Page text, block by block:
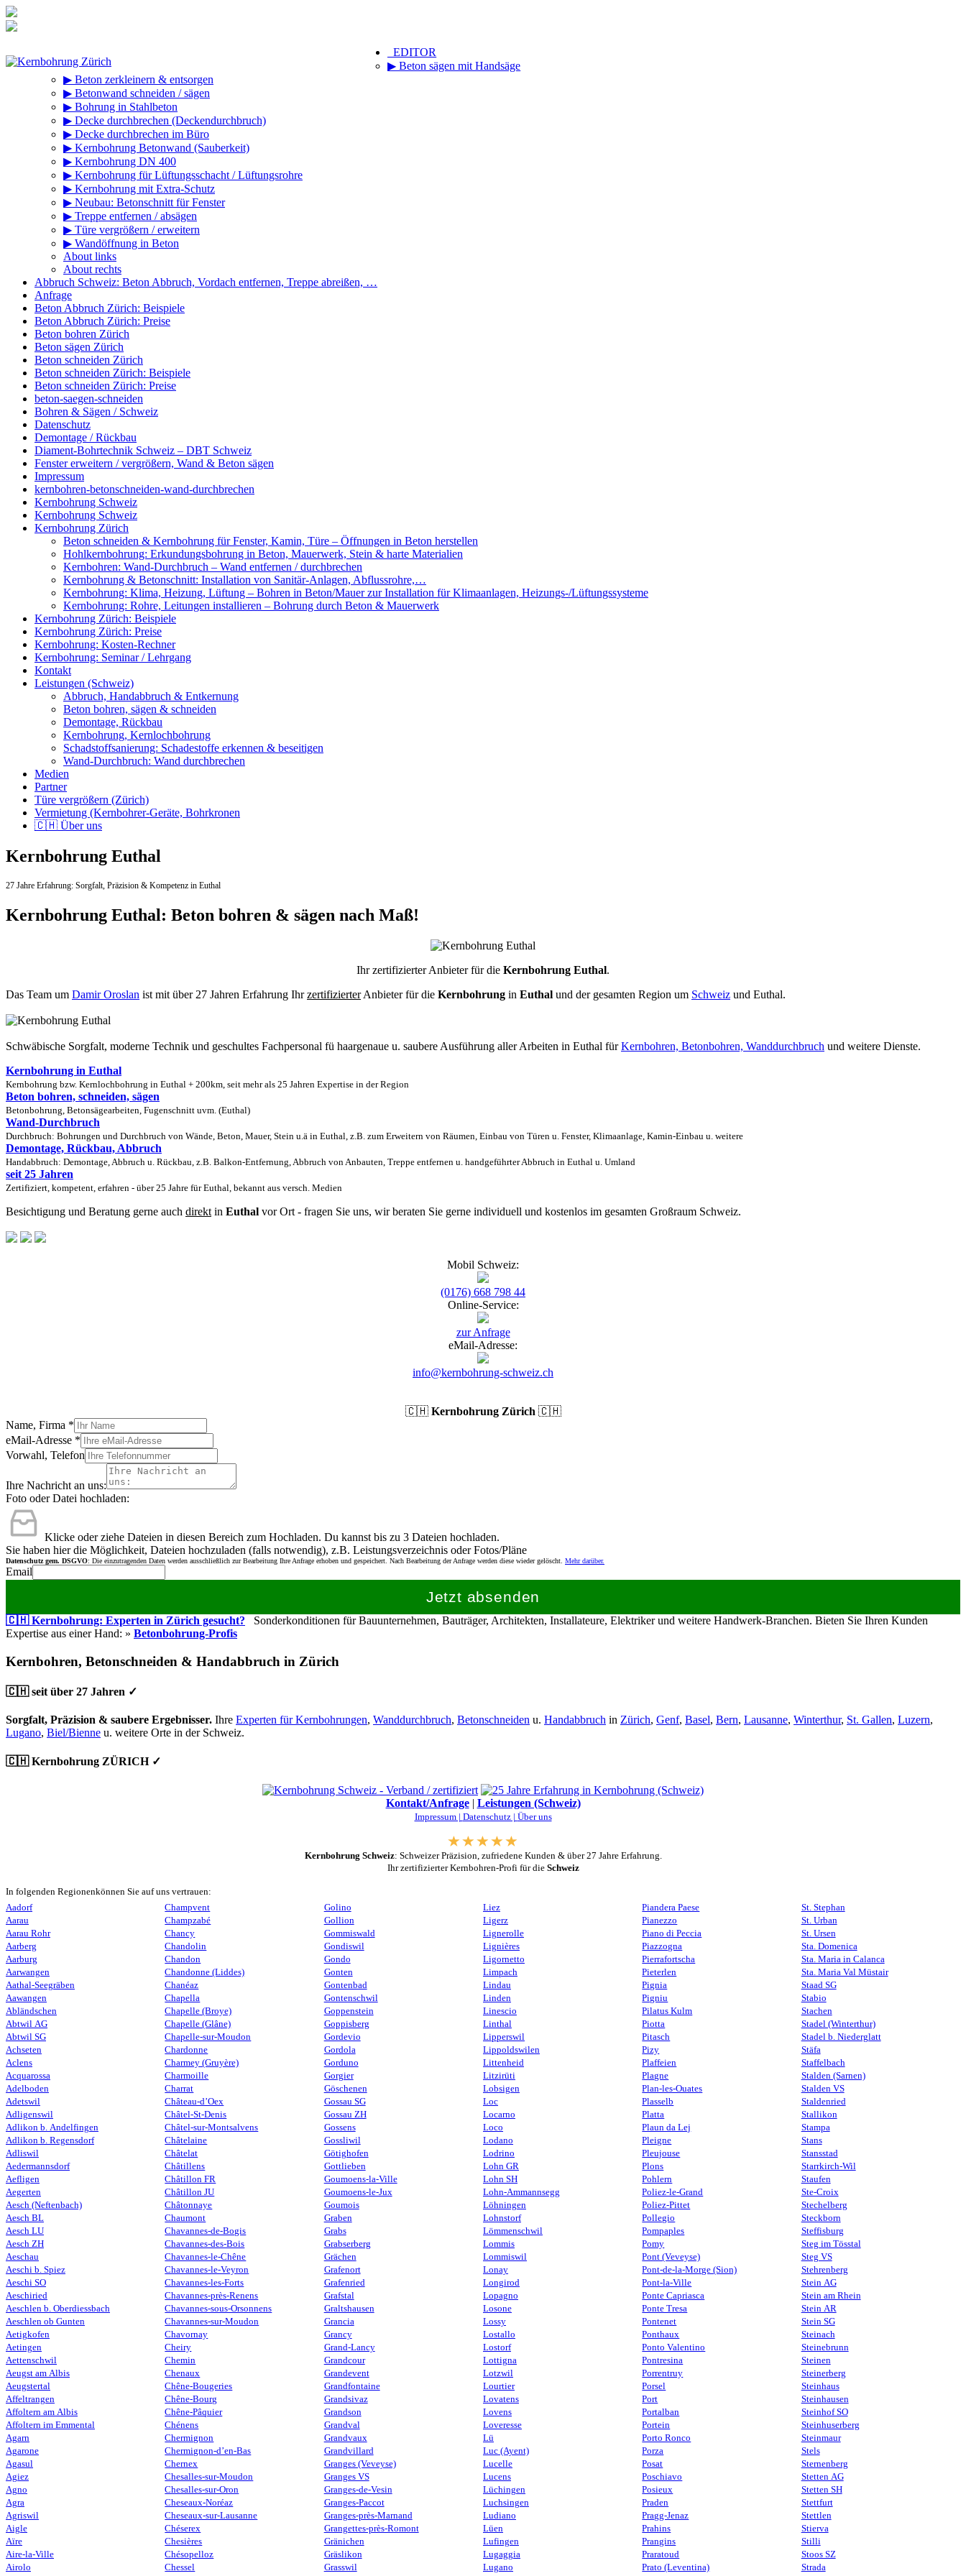
Inhalt
_EDITOR
▶ Beton sägen mit Handsäge
▶ Beton zerkleinern & entsorgen
▶ Betonwand schneiden / sägen
▶ Bohrung in Stahlbeton
▶ Decke durchbrechen (Deckendurchbruch)
▶ Decke durchbrechen im Büro
▶ Kernbohrung Betonwand (Sauberkeit)
▶ Kernbohrung DN 400
▶ Kernbohrung für Lüftungsschacht / Lüftungsrohre
▶ Kernbohrung mit Extra-Schutz
▶ Neubau: Betonschnitt für Fenster
▶ Treppe entfernen / absägen
▶ Türe vergrößern / erweitern
▶ Wandöffnung in Beton
About links
About rechts
Abbruch Schweiz: Beton Abbruch, Vordach entfernen, Treppe abreißen, …
Anfrage
Beton Abbruch Zürich: Beispiele
Beton Abbruch Zürich: Preise
Beton bohren Zürich
Beton sägen Zürich
Beton schneiden Zürich
Beton schneiden Zürich: Beispiele
Beton schneiden Zürich: Preise
beton-saegen-schneiden
Bohren & Sägen / Schweiz
Datenschutz
Demontage / Rückbau
Diament-Bohrtechnik Schweiz – DBT Schweiz
Fenster erweitern / vergrößern, Wand & Beton sägen
Impressum
kernbohren-betonschneiden-wand-durchbrechen
Kernbohrung Schweiz
Kernbohrung Schweiz
Kernbohrung Zürich
Beton schneiden & Kernbohrung für Fenster, Kamin, Türe – Öffnungen in Beton herstellen
Hohlkernbohrung: Erkundungsbohrung in Beton, Mauerwerk, Stein & harte Materialien
Kernbohren: Wand-Durchbruch – Wand entfernen / durchbrechen
Kernbohrung & Betonschnitt: Installation von Sanitär-Anlagen, Abflussrohre,…
Kernbohrung: Klima, Heizung, Lüftung – Bohren in Beton/Mauer zur Installation für Klimaanlagen, Heizungs-/Lüftungssysteme
Kernbohrung: Rohre, Leitungen installieren – Bohrung durch Beton & Mauerwerk
Kernbohrung Zürich: Beispiele
Kernbohrung Zürich: Preise
Kernbohrung: Kosten-Rechner
Kernbohrung: Seminar / Lehrgang
Kontakt
Leistungen (Schweiz)
Abbruch, Handabbruch & Entkernung
Beton bohren, sägen & schneiden
Demontage, Rückbau
Kernbohrung, Kernlochbohrung
Schadstoffsanierung: Schadestoffe erkennen & beseitigen
Wand-Durchbruch: Wand durchbrechen
Medien
Partner
Türe vergrößern (Zürich)
Vermietung (Kernbohrer-Geräte, Bohrkronen
🇨🇭 Über uns
Kernbohrung Euthal
27 Jahre Erfahrung: Sorgfalt, Präzision & Kompetenz in Euthal
Kernbohrung Euthal: Beton bohren & sägen nach Maß!
Ihr zertifizierter Anbieter für die Kernbohrung Euthal.
Das Team um Damir Oroslan ist mit über 27 Jahren Erfahrung IhrzertifizierterAnbieter für die Kernbohrung in Euthal und der gesamten Region um Schweiz und Euthal.
Schwäbische Sorgfalt, moderne Technik und geschultes Fachpersonal fü haargenaue u. saubere Ausführung aller Arbeiten in Euthal fürKernbohren, Betonbohren, Wanddurchbruch und weitere Dienste.
Kernbohrung in Euthal
Kernbohrung bzw. Kernlochbohrung in Euthal + 200km, seit mehr als 25 Jahren Expertise in der Region
Beton bohren, schneiden, sägen
Betonbohrung, Betonsägearbeiten, Fugenschnitt uvm. (Euthal)
Wand-Durchbruch
Durchbruch: Bohrungen und Durchbruch von Wände, Beton, Mauer, Stein u.ä in Euthal, z.B. zum Erweitern von Räumen, Einbau von Türen u. Fenster, Klimaanlage, Kamin-Einbau u. weitere
Demontage, Rückbau, Abbruch
Handabbruch: Demontage, Abbruch u. Rückbau, z.B. Balkon-Entfernung, Abbruch von Anbauten, Treppe entfernen u. handgeführter Abbruch in Euthal u. Umland
seit 25 Jahren
Zertifiziert, kompetent, erfahren - über 25 Jahre für Euthal, bekannt aus versch. Medien
Besichtigung und Beratung gerne auch direkt in Euthal vor Ort - fragen Sie uns, wir beraten Sie gerne individuell und kostenlos im gesamten Großraum Schweiz.
Mobil Schweiz:
(0176) 668 798 44
Online-Service:
zur Anfrage
eMail-Adresse:
info@kernbohrung-schweiz.ch
🇨🇭 Kernbohrung Zürich 🇨🇭
Name, Firma *
eMail-Adresse *
Vorwahl, Telefon
Ihre Nachricht an uns:
Foto oder Datei hochladen:
Klicke oder ziehe Dateien in diesen Bereich zum Hochladen. Du kannst bis zu 3 Dateien hochladen.
Sie haben hier die Möglichkeit, Dateien hochzuladen (falls notwendig), z.B. Leistungsverzeichnis oder Fotos/Pläne
Datenschutz gem. DSGVO: Die einzutragenden Daten werden ausschließlich zur Bearbeitung Ihre Anfrage erhoben und gespeichert. Nach Bearbeitung der Anfrage werden diese wieder gelöscht. Mehr darüber.
Email
Jetzt absenden
🇨🇭 Kernbohrung: Experten in Zürich gesucht? Sonderkonditionen für Bauunternehmen, Bauträger, Architekten, Installateure, Elektriker und weitere Handwerk-Branchen. Bieten Sie Ihren Kunden
Expertise aus einer Hand: » Betonbohrung-Profis
Kernbohren, Betonschneiden & Handabbruch in Zürich
🇨🇭 seit über 27 Jahren ✓
Sorgfalt, Präzision & saubere Ergebnisser. Ihre Experten für Kernbohrungen, Wanddurchbruch, Betonschneiden u. Handabbruch in Zürich, Genf, Basel, Bern, Lausanne, Winterthur, St. Gallen, Luzern,
Lugano, Biel/Bienne u. weitere Orte in der Schweiz.
🇨🇭 Kernbohrung ZÜRICH ✓
Kontakt/Anfrage| Leistungen (Schweiz)
Impressum | Datenschutz | Über uns
Kernbohrung Schweiz: Schweizer Präzision, zufriedene Kunden & über 27 Jahre Erfahrung.
Ihr zertifizierter Kernbohren-Profi für die Schweiz
In folgenden Regionenkönnen Sie auf uns vertrauen:
Aadorf
Aarau
Aarau Rohr
Aarberg
Aarburg
Aarwangen
Aathal-Seegräben
Aawangen
Abländschen
Abtwil AG
Abtwil SG
Achseten
Aclens
Acquarossa
Adelboden
Adetswil
Adligenswil
Adlikon b. Andelfingen
Adlikon b. Regensdorf
Adliswil
Aedermannsdorf
Aefligen
Aegerten
Aesch (Neftenbach)
Aesch BL
Aesch LU
Aesch ZH
Aeschau
Aeschi b. Spiez
Aeschi SO
Aeschiried
Aeschlen b. Oberdiessbach
Aeschlen ob Gunten
Aetigkofen
Aetingen
Aettenschwil
Aeugst am Albis
Aeugstertal
Affeltrangen
Affoltern am Albis
Affoltern im Emmental
Agarn
Agarone
Agasul
Agiez
Agno
Agra
Agriswil
Aigle
Aïre
Aire-la-Ville
Airolo
Champvent
Champzabé
Chancy
Chandolin
Chandon
Chandonne (Liddes)
Chanéaz
Chapella
Chapelle (Broye)
Chapelle (Glâne)
Chapelle-sur-Moudon
Chardonne
Charmey (Gruyère)
Charmoille
Charrat
Château-d’Oex
Châtel-St-Denis
Châtel-sur-Montsalvens
Châtelaine
Châtelat
Châtillens
Châtillon FR
Châtillon JU
Châtonnaye
Chaumont
Chavannes-de-Bogis
Chavannes-des-Bois
Chavannes-le-Chêne
Chavannes-le-Veyron
Chavannes-les-Forts
Chavannes-près-Renens
Chavannes-sous-Orsonnens
Chavannes-sur-Moudon
Chavornay
Cheiry
Chemin
Chenaux
Chêne-Bougeries
Chêne-Bourg
Chêne-Pâquier
Chénens
Chermignon
Chermignon-d’en-Bas
Chernex
Chesalles-sur-Moudon
Chesalles-sur-Oron
Cheseaux-Noréaz
Cheseaux-sur-Lausanne
Chéserex
Chesières
Chésopelloz
Chessel
Golino
Gollion
Gommiswald
Gondiswil
Gondo
Gonten
Gontenbad
Gontenschwil
Goppenstein
Goppisberg
Gordevio
Gordola
Gorduno
Gorgier
Göschenen
Gossau SG
Gossau ZH
Gossens
Gossliwil
Götighofen
Gottlieben
Goumoens-la-Ville
Goumoens-le-Jux
Goumois
Graben
Grabs
Grabserberg
Grächen
Grafenort
Grafenried
Grafstal
Graltshausen
Grancia
Grancy
Grand-Lancy
Grandcour
Grandevent
Grandfontaine
Grandsivaz
Grandson
Grandval
Grandvaux
Grandvillard
Granges (Veveyse)
Granges VS
Granges-de-Vesin
Granges-Paccot
Granges-près-Marnand
Grangettes-près-Romont
Gränichen
Gräslikon
Grasswil
Liez
Ligerz
Lignerolle
Lignières
Ligornetto
Limpach
Lindau
Linden
Linescio
Linthal
Lipperswil
Lippoldswilen
Littenheid
Litzirüti
Lobsigen
Loc
Locarno
Loco
Lodano
Lodrino
Lohn GR
Lohn SH
Lohn-Ammannsegg
Löhningen
Lohnstorf
Lömmenschwil
Lommis
Lommiswil
Lonay
Longirod
Lopagno
Losone
Lossy
Lostallo
Lostorf
Lottigna
Lotzwil
Lourtier
Lovatens
Lovens
Loveresse
Lü
Luc (Ayent)
Lucelle
Lucens
Lüchingen
Luchsingen
Ludiano
Lüen
Lufingen
Lugaggia
Lugano
Piandera Paese
Pianezzo
Piano di Peccia
Piazzogna
Pierrafortscha
Pieterlen
Pignia
Pigniu
Pilatus Kulm
Piotta
Pitasch
Pizy
Plaffeien
Plagne
Plan-les-Ouates
Plasselb
Platta
Plaun da Lej
Pleigne
Pleujouse
Plons
Pohlern
Poliez-le-Grand
Poliez-Pittet
Pollegio
Pompaples
Pomy
Pont (Veveyse)
Pont-de-la-Morge (Sion)
Pont-la-Ville
Ponte Capriasca
Ponte Tresa
Pontenet
Ponthaux
Ponto Valentino
Pontresina
Porrentruy
Porsel
Port
Portalban
Portein
Porto Ronco
Porza
Posat
Poschiavo
Posieux
Praden
Pragg-Jenaz
Prahins
Prangins
Praratoud
Prato (Leventina)
St. Stephan
St. Urban
St. Ursen
Sta. Domenica
Sta. Maria in Calanca
Sta. Maria Val Müstair
Staad SG
Stabio
Stachen
Stadel (Winterthur)
Stadel b. Niederglatt
Stäfa
Staffelbach
Stalden (Sarnen)
Stalden VS
Staldenried
Stallikon
Stampa
Stans
Stansstad
Starrkirch-Wil
Staufen
Ste-Croix
Stechelberg
Steckborn
Steffisburg
Steg im Tösstal
Steg VS
Stehrenberg
Stein AG
Stein am Rhein
Stein AR
Stein SG
Steinach
Steinebrunn
Steinen
Steinerberg
Steinhaus
Steinhausen
Steinhof SO
Steinhuserberg
Steinmaur
Stels
Sternenberg
Stetten AG
Stetten SH
Stettfurt
Stettlen
Stierva
Stilli
Stoos SZ
Strada